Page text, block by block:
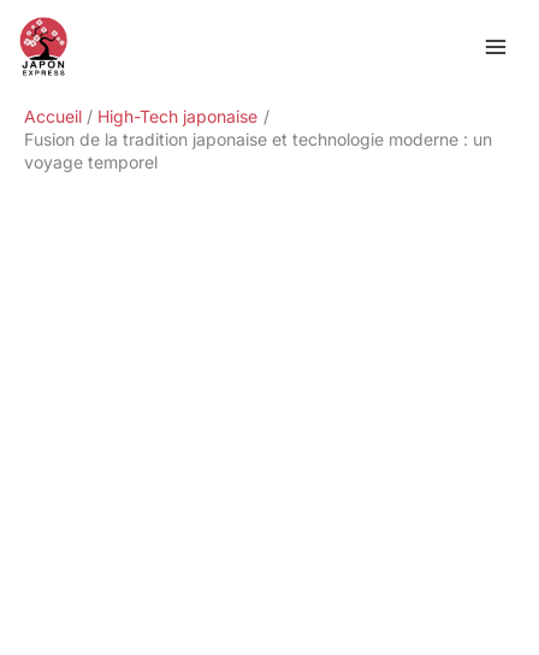
contenu
Accueil
High-Tech japonaise
Fusion de la tradition japonaise et technologie moderne : un
voyage temporel
Rechercher